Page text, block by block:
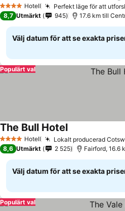
4 StjärnorHotell Perfekt läge för att
8,7 Utmärkt 945 17.6 km till
Välj datum för att se exakta
Populärt val
4 StjärnorHotell Lokalt producerad
The Bull HotelSe priser
8,6 Utmärkt 2 525 Fairford, 16.6
Välj datum för att se exakta
Populärt val